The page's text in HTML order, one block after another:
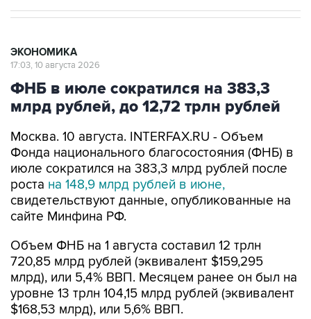
ЭКОНОМИКА
17:03, 10 августа 2026
ФНБ в июле сократился на 383,3
млрд рублей, до 12,72 трлн рублей
Москва. 10 августа. INTERFAX.RU - Объем
Фонда национального благосостояния (ФНБ) в
июле сократился на 383,3 млрд рублей после
роста на 148,9 млрд рублей в июне,
свидетельствуют данные, опубликованные на
сайте Минфина РФ.
Объем ФНБ на 1 августа составил 12 трлн
720,85 млрд рублей (эквивалент $159,295
млрд), или 5,4% ВВП. Месяцем ранее он был на
уровне 13 трлн 104,15 млрд рублей (эквивалент
$168,53 млрд), или 5,6% ВВП.